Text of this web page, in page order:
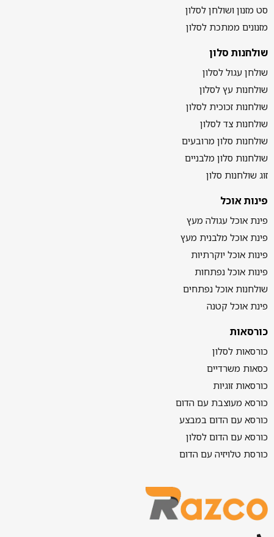
סט מזנון ושולחן לסלון
מזנונים ממתכת לסלון
שולחנות סלון
שולחן עגול לסלון
שולחנות עץ לסלון
שולחנות זכוכית לסלון
שולחנות צד לסלון
שולחנות סלון מרובעים
שולחנות סלון מלבניים
זוג שולחנות סלון
פינות אוכל
פינת אוכל עגולה מעץ
פינת אוכל מלבנית מעץ
פינות אוכל יוקרתיות
פינות אוכל נפתחות
שולחנות אוכל נפתחים
פינת אוכל קטנה
כורסאות
כורסאות לסלון
כסאות משרדיים
כורסאות זוגיות
כורסא מעוצבת עם הדום
כורסא עם הדום במבצע
כורסא עם הדום לסלון
כורסת טלויזיה עם הדום